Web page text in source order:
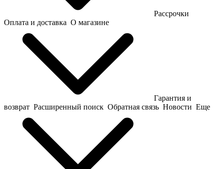
Рассрочки
Оплата и доставка О магазине
Гарантия и
возврат Расширенный поиск Обратная связь Новости Еще